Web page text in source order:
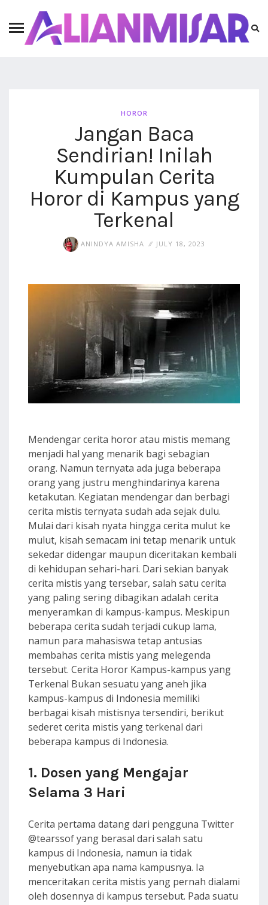
HOROR
Jangan Baca
Sendirian! Inilah
Kumpulan Cerita
Horor di Kampus yang
Terkenal
ANINDYA AMISHA JULY 18, 2023
Mendengar cerita horor atau mistis memang
menjadi hal yang menarik bagi sebagian
orang. Namun ternyata ada juga beberapa
orang yang justru menghindarinya karena
ketakutan. Kegiatan mendengar dan berbagi
cerita mistis ternyata sudah ada sejak dulu.
Mulai dari kisah nyata hingga cerita mulut ke
mulut, kisah semacam ini tetap menarik untuk
sekedar didengar maupun diceritakan kembali
di kehidupan sehari-hari. Dari sekian banyak
cerita mistis yang tersebar, salah satu cerita
yang paling sering dibagikan adalah cerita
menyeramkan di kampus-kampus. Meskipun
beberapa cerita sudah terjadi cukup lama,
namun para mahasiswa tetap antusias
membahas cerita mistis yang melegenda
tersebut. Cerita Horor Kampus-kampus yang
Terkenal Bukan sesuatu yang aneh jika
kampus-kampus di Indonesia memiliki
berbagai kisah mistisnya tersendiri, berikut
sederet cerita mistis yang terkenal dari
beberapa kampus di Indonesia.
1. Dosen yang Mengajar
Selama 3 Hari
Cerita pertama datang dari pengguna Twitter
@tearssof yang berasal dari salah satu
kampus di Indonesia, namun ia tidak
menyebutkan apa nama kampusnya. Ia
menceritakan cerita mistis yang pernah dialami
oleh dosennya di kampus tersebut. Pada suatu